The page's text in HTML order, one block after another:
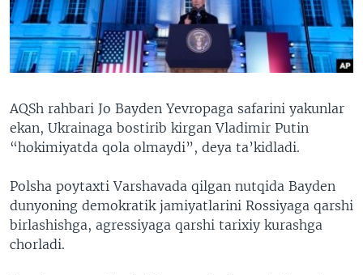
VIDEO
XABARLAR SURATLARDA
ODNOKLASSNIKI
TELEGRAM
TWITTER
SOUNDCLOUD
VOA
AQSh rahbari Jo Bayden Yevropaga safarini yakunlar
ekan, Ukrainaga bostirib kirgan Vladimir Putin
“hokimiyatda qola olmaydi”, deya ta’kidladi.
Polsha poytaxti Varshavada qilgan nutqida Bayden
dunyoning demokratik jamiyatlarini Rossiyaga qarshi
birlashishga, agressiyaga qarshi tarixiy kurashga
chorladi.